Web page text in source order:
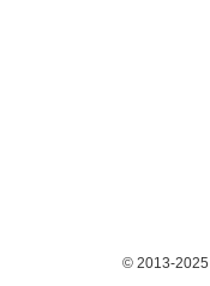
© 2013-2025